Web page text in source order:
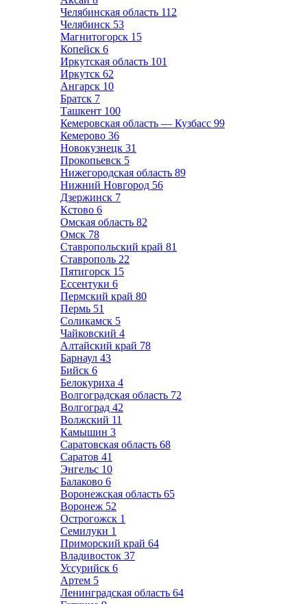
Челябинская область 112
Челябинск 53
Магнитогорск 15
Копейск 6
Иркутская область 101
Иркутск 62
Ангарск 10
Братск 7
Ташкент 100
Кемеровская область — Кузбасс 99
Кемерово 36
Новокузнецк 31
Прокопьевск 5
Нижегородская область 89
Нижний Новгород 56
Дзержинск 7
Кстово 6
Омская область 82
Омск 78
Ставропольский край 81
Ставрополь 22
Пятигорск 15
Ессентуки 6
Пермский край 80
Пермь 51
Соликамск 5
Чайковский 4
Алтайский край 78
Барнаул 43
Бийск 6
Белокуриха 4
Волгоградская область 72
Волгоград 42
Волжский 11
Камышин 3
Саратовская область 68
Саратов 41
Энгельс 10
Балаково 6
Воронежская область 65
Воронеж 52
Острогожск 1
Семилуки 1
Приморский край 64
Владивосток 37
Уссурийск 6
Артем 5
Ленинградская область 64